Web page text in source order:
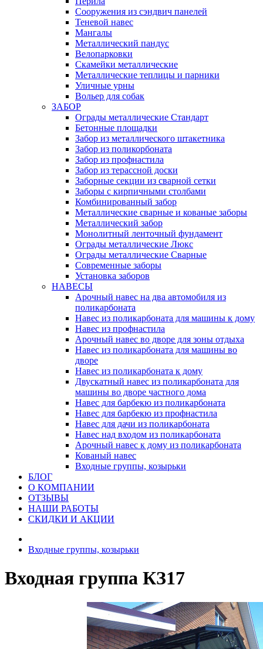
Сооружения из сэндвич панелей
Теневой навес
Мангалы
Металлический пандус
Велопарковки
Скамейки металлические
Металлические теплицы и парники
Уличные урны
Вольер для собак
ЗАБОР
Ограды металлические Стандарт
Бетонные площадки
Забор из металлического штакетника
Забор из поликорбоната
Забор из профнастила
Забор из терассной доски
Заборные секции из сварной сетки
Заборы с кирпичными столбами
Комбинированный забор
Металлические сварные и кованые заборы
Металлический забор
Монолитный ленточный фундамент
Ограды металлические Люкс
Ограды металлические Сварные
Современные заборы
Установка заборов
НАВЕСЫ
Арочный навес на два автомобиля из
поликарбоната
Навес из поликарбоната для машины к дому
Навес из профнастила
Арочный навес во дворе для зоны отдыха
Навес из поликарбоната для машины во
дворе
Навес из поликарбоната к дому
Двускатный навес из поликарбоната для
машины во дворе частного дома
Навес для барбекю из поликарбоната
Навес для барбекю из профнастила
Навес для дачи из поликарбоната
Навес над входом из поликарбоната
Арочный навес к дому из поликарбоната
Кованый навес
Входные группы, козырьки
БЛОГ
О КОМПАНИИ
ОТЗЫВЫ
НАШИ РАБОТЫ
СКИДКИ И АКЦИИ
Входные группы, козырьки
Входная группа КЗ17